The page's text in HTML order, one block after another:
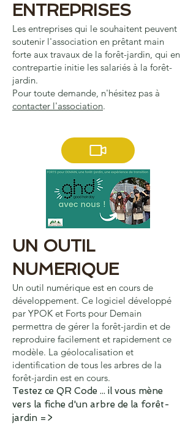
ENTREPRISES
Les entreprises qui le souhaitent peuvent
soutenir l'association en prêtant main
forte aux travaux de la forêt-jardin, qui en
contrepartie initie les salariés à la forêt-
jardin.
Pour toute demande, n'hésitez pas à
contacter l'association.
UN OUTIL
NUMERIQUE
Un outil numérique est en cours de
développement. Ce logiciel développé
par YPOK et Forts pour Demain
permettra de gérer la forêt-jardin et de
reproduire facilement et rapidement ce
modèle. La géolocalisation et
identification de tous les arbres de la
forêt-jardin est en cours.
Testez ce QR Code ... il vous mène
vers la fiche d'un arbre de la forêt-
jardin =>